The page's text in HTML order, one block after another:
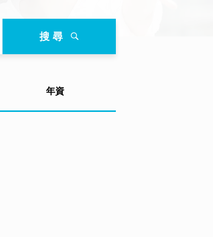
搜 尋
年資